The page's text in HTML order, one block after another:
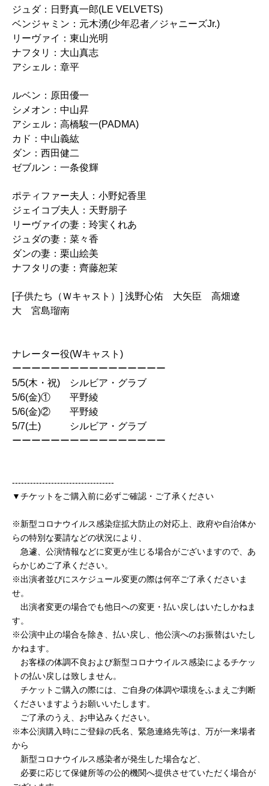
ジュダ：日野真一郎(LE VELVETS)
ベンジャミン：元木湧(少年忍者／ジャニーズJr.)
リーヴァイ：東山光明
ナフタリ：大山真志
アシェル：章平
ルベン：原田優一
シメオン：中山昇
アシェル：高橋駿一(PADMA)
カド：中山義紘
ダン：西田健二
ゼブルン：一条俊輝
ポティファー夫人： 小野妃香里
ジェイコブ夫人： 天野朋子
リーヴァイの妻： 玲実くれあ
ジュダの妻： 菜々香
ダンの妻： 栗山絵美
ナフタリの妻：齊藤恕茉
[子供たち（Ｗキャスト）] 浅野心佑 大矢臣 高畑遼
大 宮島瑠南
ナレーター役(Wキャスト)
ーーーーーーーーーーーーーーーー
5/5(木・祝) シルビア・グラブ
5/6(金)① 平野綾
5/6(金)② 平野綾
5/7(土) シルビア・グラブ
ーーーーーーーーーーーーーーーー
----------------------------------
▼チケットをご購入前に必ずご確認・ご了承ください
※新型コロナウイルス感染症拡大防止の対応上、政府や自治体か
らの特別な要請などの状況により、
急遽、公演情報などに変更が生じる場合がございますので、あ
らかじめご了承ください。
※出演者並びにスケジュール変更の際は何卒ご了承くださいま
せ。
出演者変更の場合でも他日への変更・払い戻しはいたしかねま
す。
※公演中止の場合を除き、払い戻し、他公演へのお振替はいたし
かねます。
お客様の体調不良および新型コロナウイルス感染によるチケッ
トの払い戻しは致しません。
チケットご購入の際には、ご自身の体調や環境をふまえご判断
くださいますようお願いいたします。
ご了承のうえ、お申込みください。
※本公演購入時にご登録の氏名、緊急連絡先等は、万が一来場者
から
新型コロナウイルス感染者が発生した場合など、
必要に応じて保健所等の公的機関へ提供させていただく場合が